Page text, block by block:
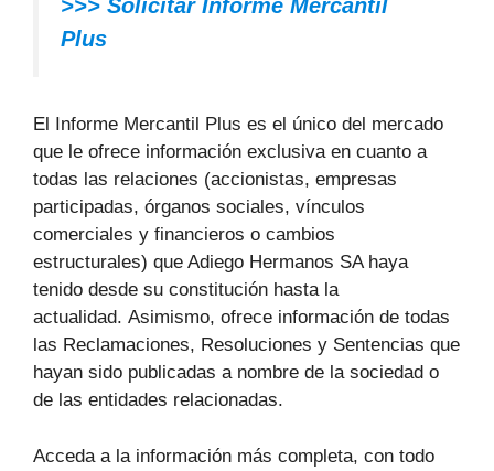
>>> Solicitar Informe Mercantil
Plus
El Informe Mercantil Plus es el único del mercado
que le ofrece información exclusiva en cuanto a
todas las relaciones (accionistas, empresas
participadas, órganos sociales, vínculos
comerciales y financieros o cambios
estructurales) que Adiego Hermanos SA haya
tenido desde su constitución hasta la
actualidad. Asimismo, ofrece información de todas
las Reclamaciones, Resoluciones y Sentencias que
hayan sido publicadas a nombre de la sociedad o
de las entidades relacionadas.
Acceda a la información más completa, con todo